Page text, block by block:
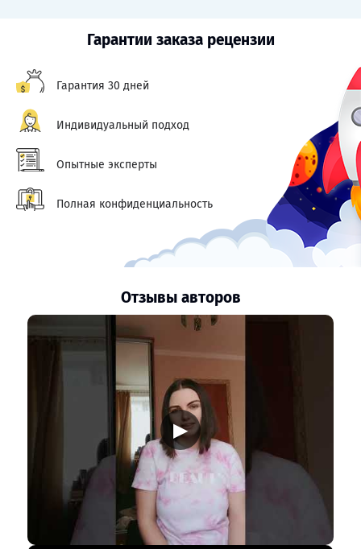
Гарантии заказа рецензии
Гарантия 30 дней
Индивидуальный подход
Опытные эксперты
Полная конфиденциальность
Отзывы авторов
▶